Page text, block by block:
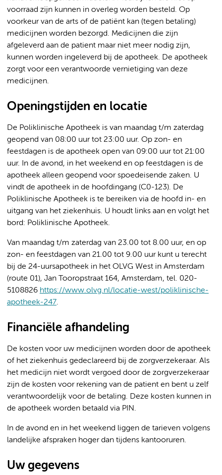
voorraad zijn kunnen in overleg worden besteld. Op
voorkeur van de arts of de patiënt kan (tegen betaling)
medicijnen worden bezorgd. Medicijnen die zijn
afgeleverd aan de patient maar niet meer nodig zijn,
kunnen worden ingeleverd bij de apotheek. De apotheek
zorgt voor een verantwoorde vernietiging van deze
medicijnen.
Openingstijden en locatie
De Poliklinische Apotheek is van maandag t/m zaterdag
geopend van 08:00 uur tot 23:00 uur. Op zon- en
feestdagen is de apotheek open van 09:00 uur tot 21:00
uur. In de avond, in het weekend en op feestdagen is de
apotheek alleen geopend voor spoedeisende zaken. U
vindt de apotheek in de hoofdingang (C0-123). De
Poliklinische Apotheek is te bereiken via de hoofd in- en
uitgang van het ziekenhuis. U houdt links aan en volgt het
bord: Poliklinische Apotheek.
Van maandag t/m zaterdag van 23.00 tot 8.00 uur, en op
zon- en feestdagen van 21.00 tot 9.00 uur kunt u terecht
bij de 24-uursapotheek in het OLVG West in Amsterdam
(route 01), Jan Tooropstraat 164, Amsterdam, tel. 020-
5108826 https://www.olvg.nl/locatie-west/poliklinische-
apotheek-247.
Financiële afhandeling
De kosten voor uw medicijnen worden door de apotheek
of het ziekenhuis gedeclareerd bij de zorgverzekeraar. Als
het medicijn niet wordt vergoed door de zorgverzekeraar
zijn de kosten voor rekening van de patient en bent u zelf
verantwoordelijk voor de betaling. Deze kosten kunnen in
de apotheek worden betaald via PIN.
In de avond en in het weekend liggen de tarieven volgens
landelijke afspraken hoger dan tijdens kantooruren.
Uw gegevens